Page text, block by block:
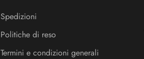
Spedizioni
Politiche di reso
Termini e condizioni generali